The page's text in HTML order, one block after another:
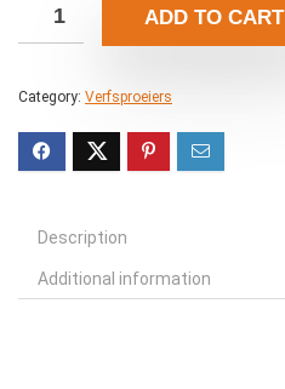
ADD TO CART
Category: Verfsproeiers
Description
Additional information